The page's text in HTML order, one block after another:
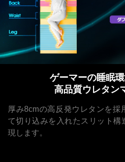
ゲーマーの睡眠
高品質ウレタン
厚み8cmの高反発ウレタンを採
て切り込みを入れたスリット構
現します。